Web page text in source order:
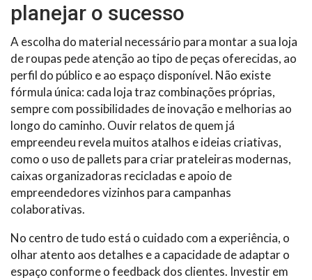
planejar o sucesso
A escolha do material necessário para montar a sua loja
de roupas pede atenção ao tipo de peças oferecidas, ao
perfil do público e ao espaço disponível. Não existe
fórmula única: cada loja traz combinações próprias,
sempre com possibilidades de inovação e melhorias ao
longo do caminho. Ouvir relatos de quem já
empreendeu revela muitos atalhos e ideias criativas,
como o uso de pallets para criar prateleiras modernas,
caixas organizadoras recicladas e apoio de
empreendedores vizinhos para campanhas
colaborativas.
No centro de tudo está o cuidado com a experiência, o
olhar atento aos detalhes e a capacidade de adaptar o
espaço conforme o feedback dos clientes. Investir em